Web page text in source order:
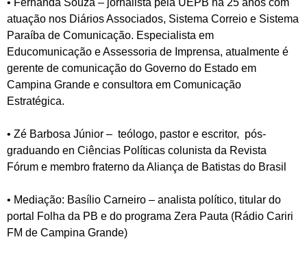
• Fernanda Souza – jornalista pela UEPB há 25 anos com
atuação nos Diários Associados, Sistema Correio e Sistema
Paraíba de Comunicação. Especialista em
Educomunicação e Assessoria de Imprensa, atualmente é
gerente de comunicação do Governo do Estado em
Campina Grande e consultora em Comunicação
Estratégica.
• Zé Barbosa Júnior – teólogo, pastor e escritor, pós-
graduando en Ciências Políticas colunista da Revista
Fórum e membro fraterno da Aliança de Batistas do Brasil
• Mediação: Basílio Carneiro – analista político, titular do
portal Folha da PB e do programa Zera Pauta (Rádio Cariri
FM de Campina Grande)